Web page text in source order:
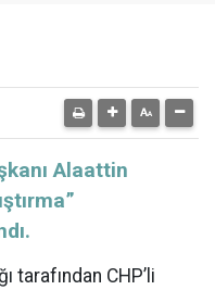
Alaattin
tarafından CHP’li